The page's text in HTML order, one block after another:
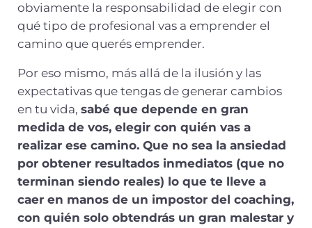
obviamente la responsabilidad de elegir con
qué tipo de profesional vas a emprender el
camino que querés emprender.
Por eso mismo, más allá de la ilusión y las
expectativas que tengas de generar cambios
en tu vida, sabé que depende en gran
medida de vos, elegir con quién vas a
realizar ese camino. Que no sea la ansiedad
por obtener resultados inmediatos (que no
terminan siendo reales) lo que te lleve a
caer en manos de un impostor del coaching,
con quién solo obtendrás un gran malestar y